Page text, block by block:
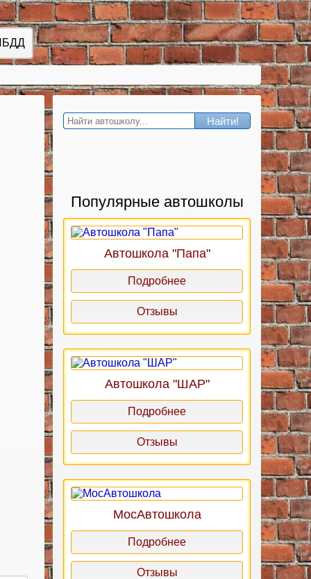
Найти!
Популярные автошколы
Автошкола "Папа"
Подробнее
Отзывы
Автошкола "ШАР"
Подробнее
Отзывы
МосАвтошкола
Подробнее
Отзывы